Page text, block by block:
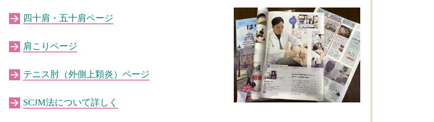
四十肩・五十肩ページ
肩こりページ
テニス肘（外側上顆炎）ページ
SCJM法について詳しく